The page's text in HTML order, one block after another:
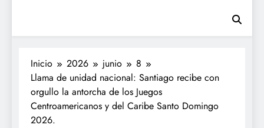
• DEPORTE AL DIA •
"Periodico Deportivo
Digital"
#deportealdiard #deportealdiaperiodico
Inicio 2026 junio
8
Llama de unidad nacional: Santiago recibe con
orgullo la antorcha de los Juegos
Centroamericanos y del Caribe Santo Domingo
2026.